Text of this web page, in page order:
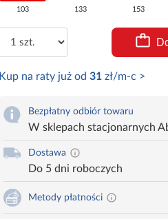
103 133 153
Kup na raty już od 31zł/m-c >
Bezpłatny odbiór towaru
W sklepach stacjonarnych
Dostawa
Do 5 dni roboczych
Metody płatności